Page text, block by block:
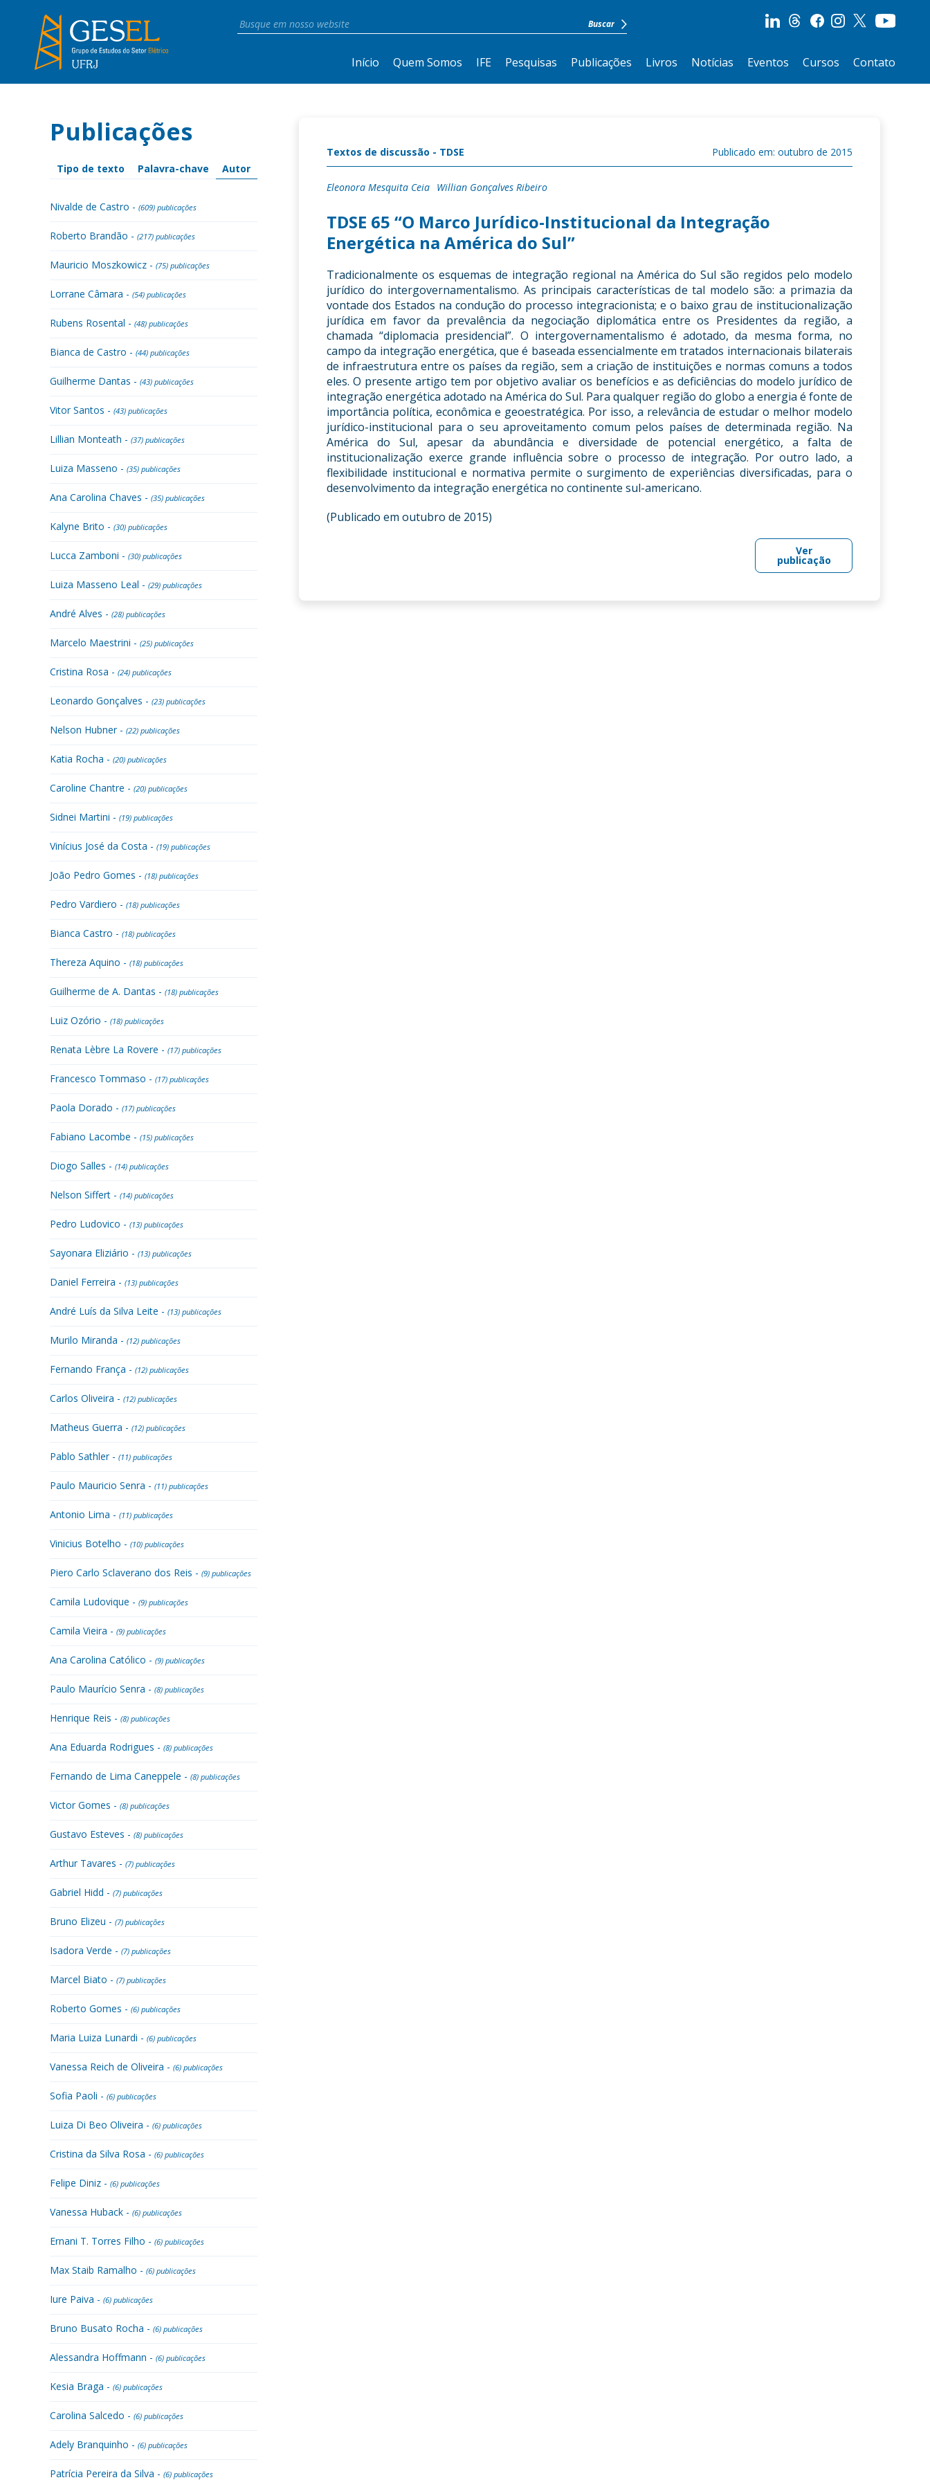
Início Quem Somos IFE Pesquisas Publicações Livros Notícias Eventos Cursos Contato
Publicações
Tipo de texto Palavra-chave Autor
Nivalde de Castro - (609) publicações
Roberto Brandão - (217) publicações
Mauricio Moszkowicz - (75) publicações
Lorrane Câmara - (54) publicações
Rubens Rosental - (48) publicações
Bianca de Castro - (44) publicações
Guilherme Dantas - (43) publicações
Vitor Santos - (43) publicações
Lillian Monteath - (37) publicações
Luiza Masseno - (35) publicações
Ana Carolina Chaves - (35) publicações
Kalyne Brito - (30) publicações
Lucca Zamboni - (30) publicações
Luiza Masseno Leal - (29) publicações
André Alves - (28) publicações
Marcelo Maestrini - (25) publicações
Cristina Rosa - (24) publicações
Leonardo Gonçalves - (23) publicações
Nelson Hubner - (22) publicações
Katia Rocha - (20) publicações
Caroline Chantre - (20) publicações
Sidnei Martini - (19) publicações
Vinícius José da Costa - (19) publicações
João Pedro Gomes - (18) publicações
Pedro Vardiero - (18) publicações
Bianca Castro - (18) publicações
Thereza Aquino - (18) publicações
Guilherme de A. Dantas - (18) publicações
Luiz Ozório - (18) publicações
Renata Lèbre La Rovere - (17) publicações
Francesco Tommaso - (17) publicações
Paola Dorado - (17) publicações
Fabiano Lacombe - (15) publicações
Diogo Salles - (14) publicações
Nelson Siffert - (14) publicações
Pedro Ludovico - (13) publicações
Sayonara Eliziário - (13) publicações
Daniel Ferreira - (13) publicações
André Luís da Silva Leite - (13) publicações
Murilo Miranda - (12) publicações
Fernando França - (12) publicações
Carlos Oliveira - (12) publicações
Matheus Guerra - (12) publicações
Pablo Sathler - (11) publicações
Paulo Mauricio Senra - (11) publicações
Antonio Lima - (11) publicações
Vinicius Botelho - (10) publicações
Piero Carlo Sclaverano dos Reis - (9) publicações
Camila Ludovique - (9) publicações
Camila Vieira - (9) publicações
Ana Carolina Católico - (9) publicações
Paulo Maurício Senra - (8) publicações
Henrique Reis - (8) publicações
Ana Eduarda Rodrigues - (8) publicações
Fernando de Lima Caneppele - (8) publicações
Victor Gomes - (8) publicações
Gustavo Esteves - (8) publicações
Arthur Tavares - (7) publicações
Gabriel Hidd - (7) publicações
Bruno Elizeu - (7) publicações
Isadora Verde - (7) publicações
Marcel Biato - (7) publicações
Roberto Gomes - (6) publicações
Maria Luiza Lunardi - (6) publicações
Vanessa Reich de Oliveira - (6) publicações
Sofia Paoli - (6) publicações
Luiza Di Beo Oliveira - (6) publicações
Cristina da Silva Rosa - (6) publicações
Felipe Diniz - (6) publicações
Vanessa Huback - (6) publicações
Ernani T. Torres Filho - (6) publicações
Max Staib Ramalho - (6) publicações
Iure Paiva - (6) publicações
Bruno Busato Rocha - (6) publicações
Alessandra Hoffmann - (6) publicações
Kesia Braga - (6) publicações
Carolina Salcedo - (6) publicações
Adely Branquinho - (6) publicações
Patrícia Pereira da Silva - (6) publicações
Textos de discussão - TDSE Publicado em: outubro de 2015
Eleonora Mesquita Ceia Willian Gonçalves Ribeiro
TDSE 65 “O Marco Jurídico-Institucional da Integração
Energética na América do Sul”
Tradicionalmente os esquemas de integração regional na América do Sul são regidos pelo modelo
jurídico do intergovernamentalismo. As principais características de tal modelo são: a primazia da
vontade dos Estados na condução do processo integracionista; e o baixo grau de institucionalização
jurídica em favor da prevalência da negociação diplomática entre os Presidentes da região, a
chamada “diplomacia presidencial”. O intergovernamentalismo é adotado, da mesma forma, no
campo da integração energética, que é baseada essencialmente em tratados internacionais bilaterais
de infraestrutura entre os países da região, sem a criação de instituições e normas comuns a todos
eles. O presente artigo tem por objetivo avaliar os benefícios e as deficiências do modelo jurídico de
integração energética adotado na América do Sul. Para qualquer região do globo a energia é fonte de
importância política, econômica e geoestratégica. Por isso, a relevância de estudar o melhor modelo
jurídico-institucional para o seu aproveitamento comum pelos países de determinada região. Na
América do Sul, apesar da abundância e diversidade de potencial energético, a falta de
institucionalização exerce grande influência sobre o processo de integração. Por outro lado, a
flexibilidade institucional e normativa permite o surgimento de experiências diversificadas, para o
desenvolvimento da integração energética no continente sul-americano.
(Publicado em outubro de 2015)
Ver
publicação